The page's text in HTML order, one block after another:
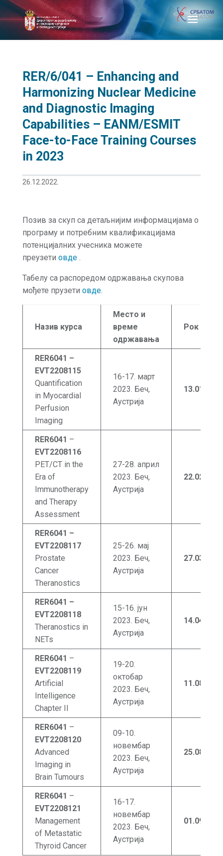
RER/6/041 – Enhancing and
Harmonizing Nuclear Medicine
and Diagnostic Imaging
Capabilities – EANM/ESMIT
Face-to-Face Training Courses
in 2023
26.12.2022.
Позив за скуп са детаљнијим информацијама о
програму и потребним квалификацијама
потенцијалних учесника можете
преузети овде.
Табелу са распоредом одржавања скупова
мођете прузети овде.
Назив курса
Место и
време
одржавања
Рок
RER6041 –
EVT2208115
Quantification
in Myocardial
Perfusion
Imaging
16-17. март
2023. Беч,
Аустрија
13.01
RER6041 –
EVT2208116
PET/CT in the
Era of
Immunotherapy
and Therapy
Assessment
27-28. април
2023. Беч,
Аустрија
22.02
RER6041 –
EVT2208117
Prostate
Cancer
Theranostics
25-26. мај
2023. Беч,
Аустрија
27.03
RER6041 –
EVT2208118
Theranostics in
NETs
15-16. јун
2023. Беч,
Аустрија
14.04
RER6041 –
EVT2208119
Artificial
Intelligence
Chapter II
19-20.
октобар
2023. Беч,
Аустрија
11.08
RER6041 –
EVT2208120
Advanced
Imaging in
Brain Tumours
09-10.
новембар
2023. Беч,
Аустрија
25.08
RER6041 –
EVT2208121
Management
of Metastatic
Thyroid Cancer
16-17.
новембар
2023. Беч,
Аустрија
01.09